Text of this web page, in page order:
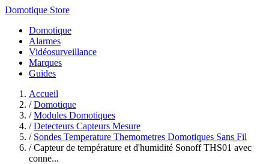
Domotique Store
Domotique
Alarmes
Vidéosurveillance
Marques
Guides
Accueil
/ Domotique
/ Modules Domotiques
/ Detecteurs Capteurs Mesure
/ Sondes Temperature Themometres Domotiques Sans Fil
/ Capteur de température et d'humidité Sonoff THS01 avec
conne...